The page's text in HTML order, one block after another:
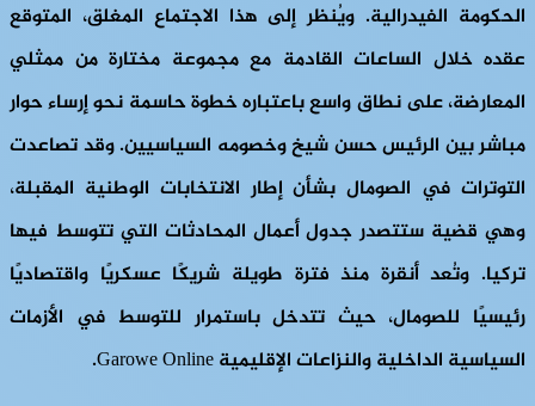
الحكومة الفيدرالية. ويُنظر إلى هذا الاجتماع المغلق، المتوقع
عقده خلال الساعات القادمة مع مجموعة مختارة من ممثلي
المعارضة، على نطاق واسع باعتباره خطوة حاسمة نحو إرساء حوار
مباشر بين الرئيس حسن شيخ وخصومه السياسيين. وقد تصاعدت
التوترات في الصومال بشأن إطار الانتخابات الوطنية المقبلة،
وهي قضية ستتصدر جدول أعمال المحادثات التي تتوسط فيها
تركيا. وتُعد أنقرة منذ فترة طويلة شريكًا عسكريًا واقتصاديًا
رئيسيًا للصومال، حيث تتدخل باستمرار للتوسط في الأزمات
السياسية الداخلية والنزاعات الإقليمية Garowe Online.